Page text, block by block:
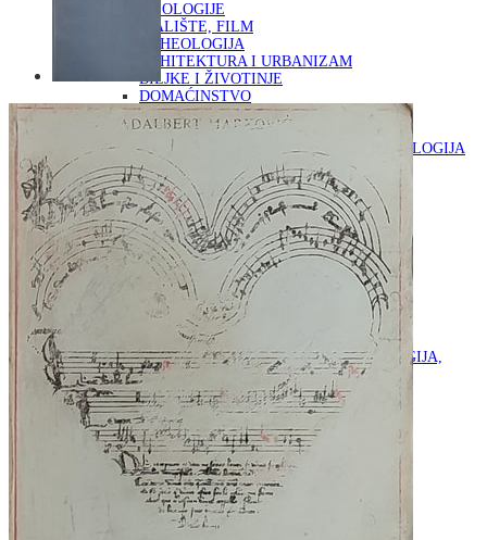
OD ARHEOLOGIJE
DO KAZALIŠTE, FILM
ARHEOLOGIJA
ARHITEKTURA I URBANIZAM
BILJKE I ŽIVOTINJE
DOMAĆINSTVO
ENCIKLOPEDIJE I LEKSIKONI
ETNOLOGIJA
FILOZOFIJA, SOCIOLOGIJA, ANTROPOLOGIJA
FOTOGRAFIJA
GLAZBENA UMJETNOST
KAZALIŠTE, FILM
OD KNJIŽEVNOST
DO RELIGIJA
KNJIŽEVNOST
LIKOVNA UMJETNOST
LJEKOVITO BILJE I ZDRAVLJE
MITOLOGIJA
POVIJEST I PUBLICISTIKA
PRIRODNE ZNANOSTI
PSIHOLOGIJA, POPULARNA PSIHOLOGIJA,
ALTERNATIVA
RAZNO
RELIGIJA
OD RJEČNIKA
DO ZEMLJOVIDA
RJEČNICI, GRAMATIKE, PRAVOPISI…
ŠAH
SPORT
STRIPOVI
TEHNIČKE ZNANOSTI